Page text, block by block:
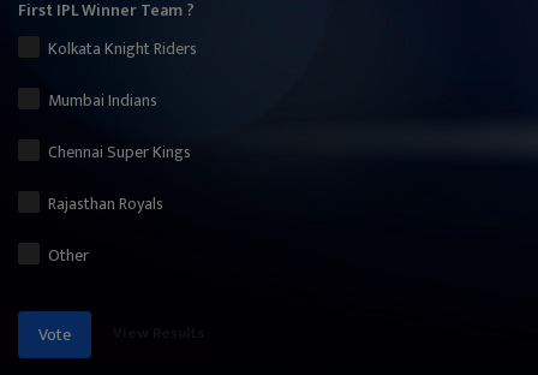
First IPL Winner Team ?
Kolkata Knight Riders
Mumbai Indians
Chennai Super Kings
Rajasthan Royals
Other
Vote